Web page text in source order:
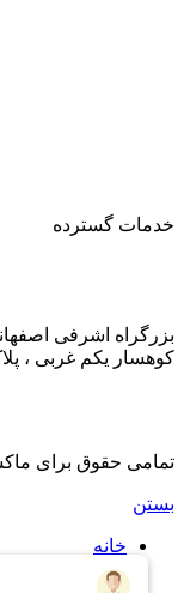
خدمات گسترده
بزرگراه اشرفی
کوهسار یکم غربی ،
تمامی حقوق برای
بستن
خانه
اشتراک